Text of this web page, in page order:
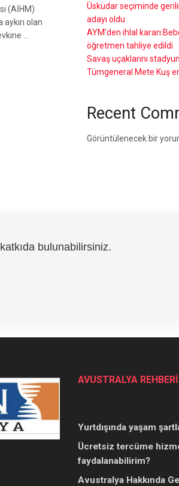
(AİHM)
olan
...
Üsküdar seçiminde
adayı oldu
AYM’den ihlal
öğretmen tahliye edildi
Savaş uçaklarını
Tümgeneral Mete Kuş
Recent
Görüntülenecek bir
bulunabilirsiniz.
AVUSTRALYA REHBERİ
Yurtdışında yaşam
Ücretsiz tercüme
faydalanabilirim?
Avustralya Hakkında